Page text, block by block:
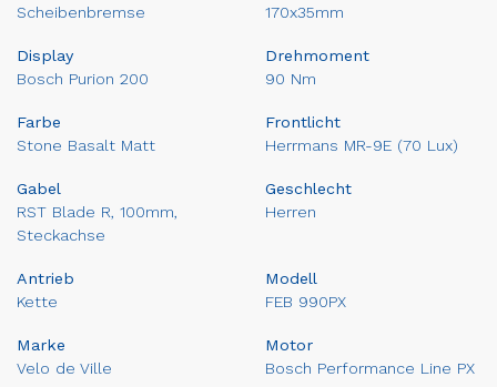
Scheibenbremse
170x35mm
Display
Bosch Purion 200
Drehmoment
90 Nm
Farbe
Stone Basalt Matt
Frontlicht
Herrmans MR-9E (70 Lux)
Gabel
RST Blade R, 100mm,
Steckachse
Geschlecht
Herren
Antrieb
Kette
Modell
FEB 990PX
Marke
Velo de Ville
Motor
Bosch Performance Line PX